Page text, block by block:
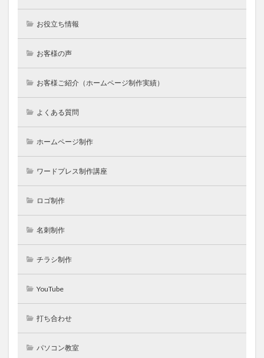
お役立ち情報
お客様の声
お客様ご紹介（ホームページ制作実績）
よくある質問
ホームページ制作
ワードプレス制作講座
ロゴ制作
名刺制作
チラシ制作
YouTube
打ち合わせ
パソコン教室